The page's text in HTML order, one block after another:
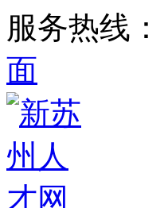
服务热线
面